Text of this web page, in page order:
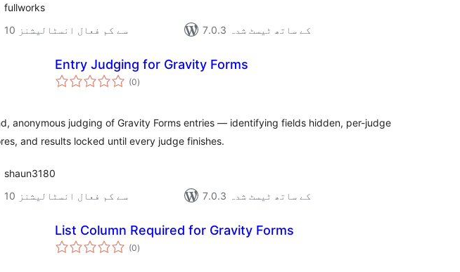
fullworks
10 سے کم فعال انسٹالیشنز
7.0.3 کے ساتھ ٹیسٹ شدہ
Entry Judging for Gravity Forms
(0مجموعی
درجہ
)
anonymous judging of Gravity Forms entries — identifying fields hidden, per-judge
and results locked until every judge finishes.
shaun3180
10 سے کم فعال انسٹالیشنز
7.0.3 کے ساتھ ٹیسٹ شدہ
List Column Required for Gravity Forms
(0مجموعی
درجہ
)